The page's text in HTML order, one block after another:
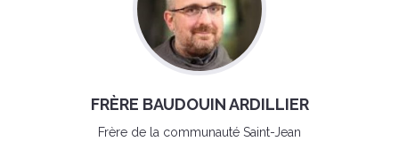
FRÈRE BAUDOUIN ARDILLIER
Frère de la communauté Saint-Jean